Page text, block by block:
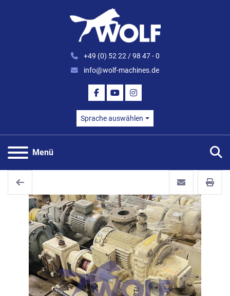
+49 (0) 52 22 / 98 47 - 0
info@wolf-machines.de
FACEBOOK
YOUTUBEINSTAGRAM
Sprache auswählen
Menü